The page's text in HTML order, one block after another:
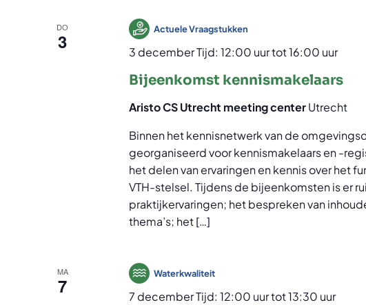
DO
3
Actuele Vraagstukken
Bijeenkomst kennismakelaars
3 december Tijd: 12:00 uurtot16:00 uur
Aristo CS Utrecht meeting centerUtrecht
Binnen het kennisnetwerk van de
georganiseerd voor kennismakelaars en -
het delen van ervaringen en kennis over het
VTH-stelsel. Tijdens de bijeenkomsten is er
praktijkervaringen; het bespreken van
thema’s; het […]
MA
7
Waterkwaliteit
7 december Tijd: 12:00 uurtot13:30 uur